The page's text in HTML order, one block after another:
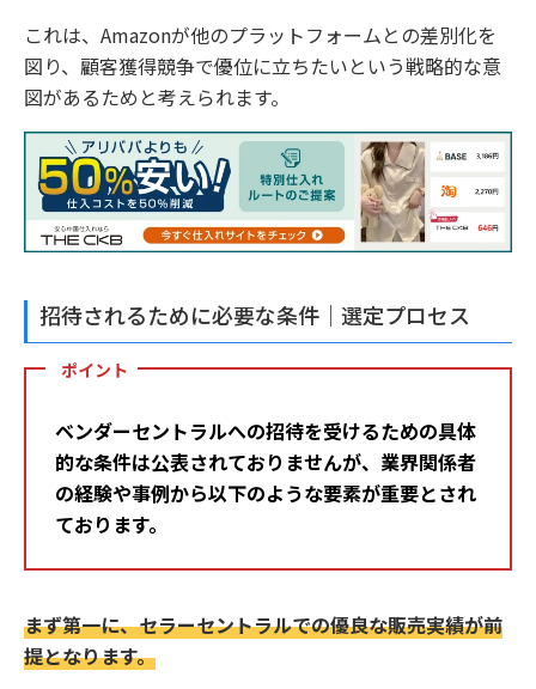
これは、Amazonが他のプラットフォームとの差別化を
図り、顧客獲得競争で優位に立ちたいという戦略的な意
図があるためと考えられます。
招待されるために必要な条件｜選定プロセス
ポイント
ベンダーセントラルへの招待を受けるための具体
的な条件は公表されておりませんが、業界関係者
の経験や事例から以下のような要素が重要とされ
ております。
まず第一に、セラーセントラルでの優良な販売実績が前
提となります。